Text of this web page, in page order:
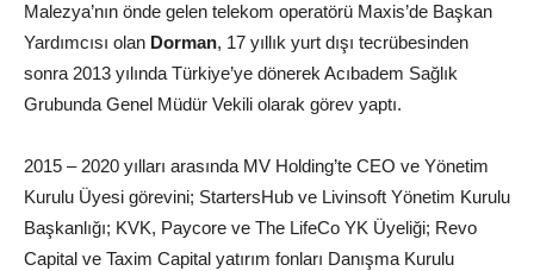
Malezya’nın önde gelen telekom operatörü Maxis’de Başkan
Yardımcısı olan Dorman, 17 yıllık yurt dışı tecrübesinden
sonra 2013 yılında Türkiye’ye dönerek Acıbadem Sağlık
Grubunda Genel Müdür Vekili olarak görev yaptı.
2015 – 2020 yılları arasında MV Holding’te CEO ve Yönetim
Kurulu Üyesi görevini; StartersHub ve Livinsoft Yönetim Kurulu
Başkanlığı; KVK, Paycore ve The LifeCo YK Üyeliği; Revo
Capital ve Taxim Capital yatırım fonları Danışma Kurulu